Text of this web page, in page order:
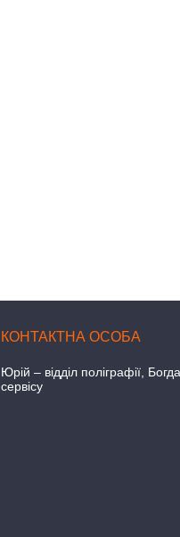
Юрій – відділ поліграфії,
сервісу